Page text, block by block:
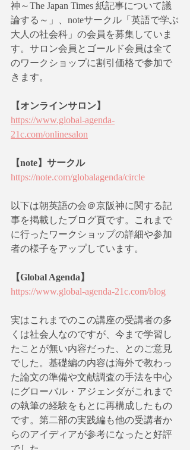
神～The Japan Times 紙記事について議
論する～」、noteサークル「英語で学ぶ
大人の社会科」の会員を募集していま
す。サロン会員とゴールド会員は全て
のワークショップに割引価格で参加で
きます。
【オンラインサロン】
https://www.global-agenda-
21c.com/onlinesalon
【note】サークル
https://note.com/globalagenda/circle
以下は朝英語の会＠京阪神に関する記
事を掲載したブログ頁です。これまで
に行ったワークショップの詳細や参加
者の様子をアップしています。
【Global Agenda​】
https://www.global-agenda-21c.com/blog
実はこれまでのこの講座の受講者の多
くは社会人なのですが、今まで学習し
たことが無い内容だった、とのご意見
でした。基礎編の内容は海外で教わっ
た論文の準備や文献調査の手法を中心
にグローバル・アジェンダがこれまで
の執筆の経験をもとに再構成したもの
です。第二部の実践編も他の受講者か
らのアイディアが参考になったと好評